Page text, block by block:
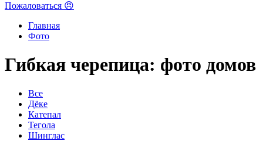
Пожаловаться 😠
Главная
Фото
Гибкая черепица: фото домов
Все
Дёке
Катепал
Тегола
Шинглас